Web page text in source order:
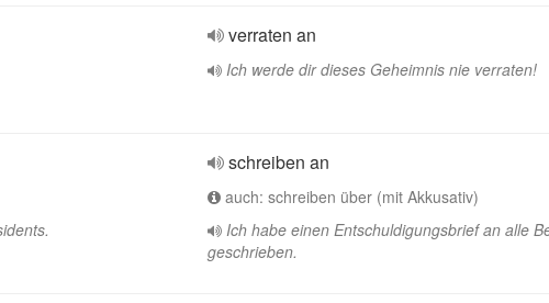
verraten an
Ich werde dir dieses Geheimnis nie verraten!
schreiben an
auch: schreiben über (mit Akkusativ)
Ich habe einen Entschuldigungsbrief an alle
geschrieben.